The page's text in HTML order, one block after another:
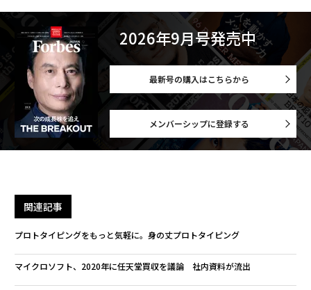
2026年9月号発売中
最新号の購入はこちらから
メンバーシップに登録する
関連記事
プロトタイピングをもっと気軽に。身の丈プロトタイピング
マイクロソフト、2020年に任天堂買収を議論 社内資料が流出